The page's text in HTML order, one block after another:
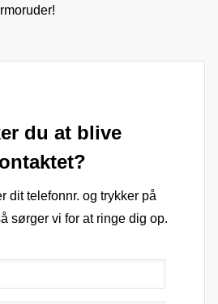
du at blive
dit telefonnr. og trykker på
sørger vi for at ringe dig op.